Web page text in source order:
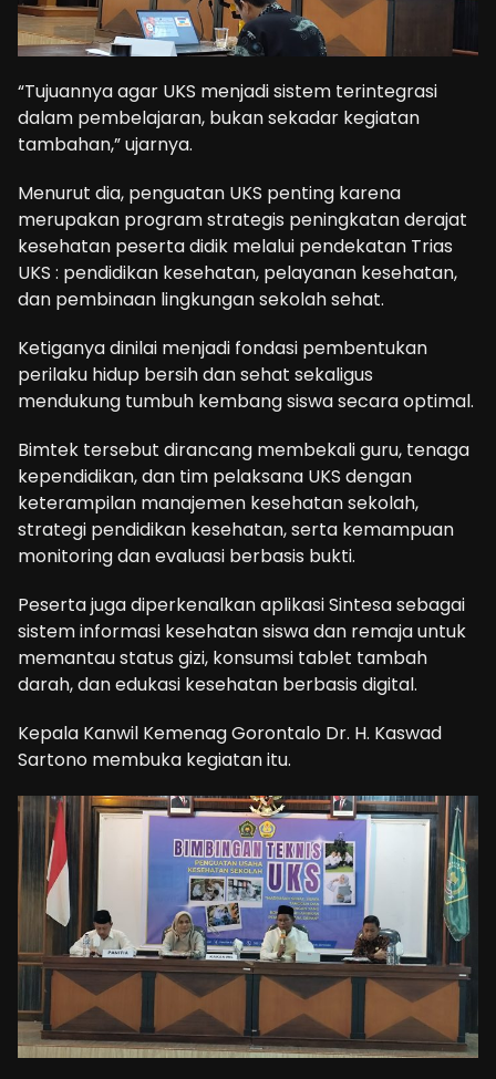
“Tujuannya agar UKS menjadi sistem terintegrasi
dalam pembelajaran, bukan sekadar kegiatan
tambahan,” ujarnya.
Menurut dia, penguatan UKS penting karena
merupakan program strategis peningkatan derajat
kesehatan peserta didik melalui pendekatan Trias
UKS : pendidikan kesehatan, pelayanan kesehatan,
dan pembinaan lingkungan sekolah sehat.
Ketiganya dinilai menjadi fondasi pembentukan
perilaku hidup bersih dan sehat sekaligus
mendukung tumbuh kembang siswa secara optimal.
Bimtek tersebut dirancang membekali guru, tenaga
kependidikan, dan tim pelaksana UKS dengan
keterampilan manajemen kesehatan sekolah,
strategi pendidikan kesehatan, serta kemampuan
monitoring dan evaluasi berbasis bukti.
Peserta juga diperkenalkan aplikasi Sintesa sebagai
sistem informasi kesehatan siswa dan remaja untuk
memantau status gizi, konsumsi tablet tambah
darah, dan edukasi kesehatan berbasis digital.
Kepala Kanwil Kemenag Gorontalo Dr. H. Kaswad
Sartono membuka kegiatan itu.